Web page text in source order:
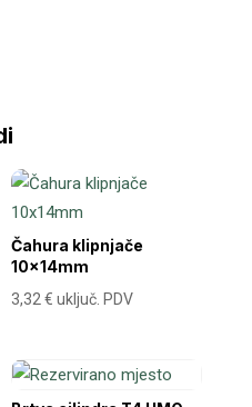
Čahura klipnjače
10x14mm
3,32€ uključ. PDV